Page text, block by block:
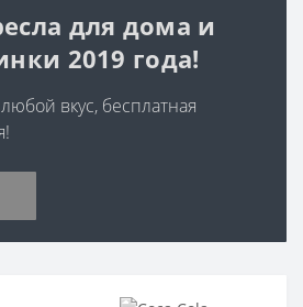
для дома и
2019 года!
вкус, бесплатная